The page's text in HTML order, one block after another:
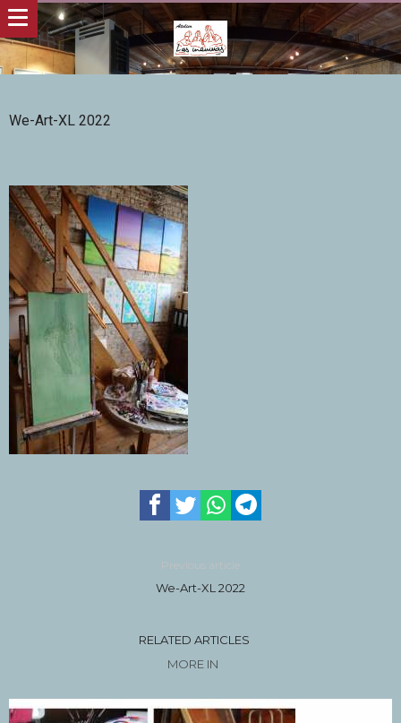
We-Art-XL 2022
Previous article
We-Art-XL 2022
RELATED ARTICLES
MORE IN